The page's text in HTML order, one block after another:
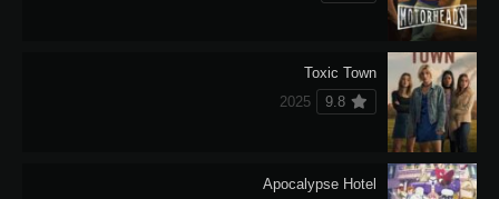
Toxic Town
9.8
2025
Apocalypse Hotel